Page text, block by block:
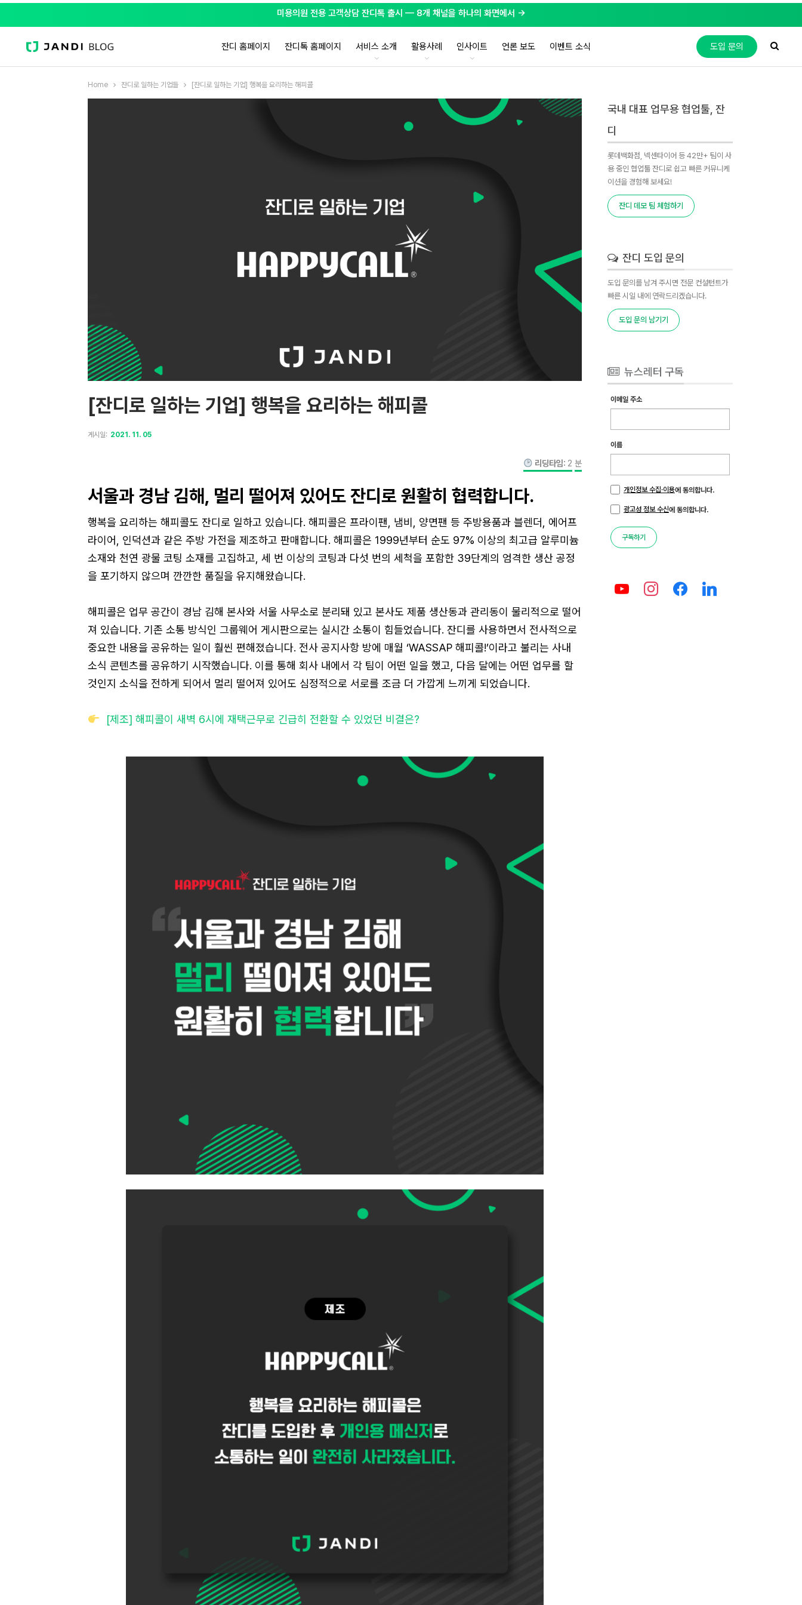
미용의원 전용 고객상담 잔디톡 출시 — 8개 채널을 하나의 화면에서 →
도입 문의
잔디 홈페이지 잔디톡 홈페이지 서비스 소개 활용사례 인사이트 언론 보도 이벤트 소식
Home 잔디로 일하는 기업들 [잔디로 일하는 기업] 행복을 요리하는 해피콜
[잔디로 일하는 기업] 행복을 요리하는 해피콜
게시일: 2021. 11. 05
리딩타임: 2 분
서울과 경남 김해, 멀리 떨어져 있어도 잔디로 원활히 협력합니다.
행복을 요리하는 해피콜도 잔디로 일하고 있습니다. 해피콜은 프라이팬, 냄비, 양면팬 등 주방용품과 블렌더, 에어프
라이어, 인덕션과 같은 주방 가전을 제조하고 판매합니다. 해피콜은 1999년부터 순도 97% 이상의 최고급 알루미늄
소재와 천연 광물 코팅 소재를 고집하고, 세 번 이상의 코팅과 다섯 번의 세척을 포함한 39단계의 엄격한 생산 공정
을 포기하지 않으며 깐깐한 품질을 유지해왔습니다.
해피콜은 업무 공간이 경남 김해 본사와 서울 사무소로 분리돼 있고 본사도 제품 생산동과 관리동이 물리적으로 떨어
져 있습니다. 기존 소통 방식인 그룹웨어 게시판으로는 실시간 소통이 힘들었습니다. 잔디를 사용하면서 전사적으로
중요한 내용을 공유하는 일이 훨씬 편해졌습니다. 전사 공지사항 방에 매월 ‘WASSAP 해피콜!’이라고 불리는 사내
소식 콘텐츠를 공유하기 시작했습니다. 이를 통해 회사 내에서 각 팀이 어떤 일을 했고, 다음 달에는 어떤 업무를 할
것인지 소식을 전하게 되어서 멀리 떨어져 있어도 심정적으로 서로를 조금 더 가깝게 느끼게 되었습니다.
[제조] 해피콜이 새벽 6시에 재택근무로 긴급히 전환할 수 있었던 비결은?
국내 대표 업무용 협업툴, 잔
디
롯데백화점, 넥센타이어 등 42만+ 팀이 사
용 중인 협업툴 잔디로 쉽고 빠른 커뮤니케
이션을 경험해 보세요!
잔디 데모 팀 체험하기
잔디 도입 문의
도입 문의를 남겨 주시면 전문 컨설턴트가
빠른 시일 내에 연락드리겠습니다.
도입 문의 남기기
뉴스레터 구독
이메일 주소
이름
개인정보 수집·이용에 동의합니다.
광고성 정보 수신에 동의합니다.
구독하기